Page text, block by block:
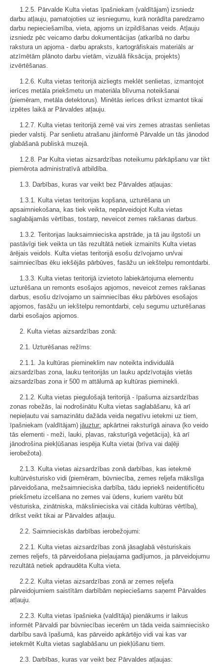
1.2.5. Pārvalde Kulta vietas īpašniekam (valdītājam) izsniedz
darbu atļauju, pamatojoties uz iesniegumu, kurā norādīta paredzamo
darbu nepieciešamība, vieta, apjoms un izpildīšanas veids. Atļauju
izsniedz pēc veicamo darbu dokumentācijas (atkarībā no darbu
rakstura un apjoma - darbu apraksts, kartogrāfiskais materiāls ar
atzīmētām plānoto darbu vietām, vizuālā fiksācija, projekts)
izvērtēšanas.
1.2.6. Kulta vietas teritorijā aizliegts meklēt senlietas, izmantojot
ierīces metāla priekšmetu un materiāla blīvuma noteikšanai
(piemēram, metāla detektorus). Minētās ierīces drīkst izmantot tikai
izpētes laikā ar Pārvaldes atļauju.
1.2.7. Kulta vietas teritorijā zemē vai virs zemes atrastas senlietas
pieder valstij. Par senlietu atrašanu jāinformē Pārvalde un tās jānodod
glabāšanā publiskā muzejā.
1.2.8. Par Kulta vietas aizsardzības noteikumu pārkāpšanu var tikt
piemērota administratīvā atbildība.
1.3. Darbības, kuras var veikt bez Pārvaldes atļaujas:
1.3.1. Kulta vietas teritorijas kopšana, uzturēšana un
apsaimniekošana, kas tiek veikta, nepārveidojot Kulta vietas
saglabājamās vērtības, tostarp, neveicot zemes rakšanas darbus.
1.3.2. Teritorijas lauksaimnieciska apstrāde, ja tā jau ilgstoši un
pastāvīgi tiek veikta un tās rezultātā netiek izmainīts Kulta vietas
ārējais veidols. Kulta vietas teritorijā esošu dzīvojamo un/vai
saimniecības ēku iekšējās pārbūves, fasāžu un iekštelpu remontdarbi.
1.3.3. Kulta vietas teritorijā izvietoto labiekārtojuma elementu
uzturēšana un remonts esošajos apjomos, neveicot zemes rakšanas
darbus, esošu dzīvojamo un saimniecības ēku pārbūves esošajos
apjomos, fasāžu un iekštelpu remontdarbi, ceļu segumu uzturēšanas
darbi esošajos apjomos.
2. Kulta vietas aizsardzības zonā:
2.1. Uzturēšanas režīms:
2.1.1. Ja kultūras piemineklim nav noteikta individuālā
aizsardzības zona, lauku teritorijās un lauku apdzīvotajās vietās
aizsardzības zona ir 500 m attālumā ap kultūras pieminekli.
2.1.2. Kulta vietas piegulošajā teritorijā - īpašuma aizsardzības
zonas robežās, lai nodrošinātu Kulta vietas saglabāšanu, kā arī
nepieļautu vai samazinātu dažāda veida negatīvu ietekmi uz tiem,
īpašniekam (valdītājam) jāuztur: apkārtnei raksturīgā ainava (ko veido
tās elementi - meži, lauki, pļavas, raksturīgā veģetācija), kā arī
jānodrošina piekļūšanas iespēja Kulta vietai (brīva vai daļēji
ierobežota).
2.1.3. Kulta vietas aizsardzības zonā darbības, kas ietekmē
kultūrvēsturisko vidi (piemēram, būvniecība, zemes reljefa mākslīga
pārveidošana, mežsaimnieciska darbība, tādu iepriekš neidentificētu
priekšmetu izcelšana no zemes vai ūdens, kuriem varētu būt
vēsturiska, zinātniska, mākslinieciska vai citāda kultūras vērtība),
drīkst veikt tikai ar Pārvaldes atļauju.
2.2. Saimnieciskās darbības ierobežojumi:
2.2.1. Kulta vietas aizsardzības zonā jāsaglabā vēsturiskais
zemes reljefs, tā pārveidošana pieļaujama gadījumos, ja pārveidojumu
rezultātā netiek apdraudēta Kulta vieta.
2.2.2. Kulta vietas aizsardzības zonā ar zemes reljefa
pārveidojumiem saistītām darbībām nepieciešams saņemt Pārvaldes
atļauju.
2.2.3. Kulta vietas īpašnieka (valdītāja) pienākums ir laikus
informēt Pārvaldi par būvniecības iecerēm un tāda veida saimniecisko
darbību savā īpašumā, kas pārveido apkārtējo vidi vai kas var
ietekmēt Kulta vietas saglabāšanu un piekļūšanu tiem.
2.3. Darbības, kuras var veikt bez Pārvaldes atļaujas: